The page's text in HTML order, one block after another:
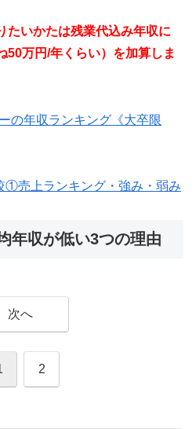
たいかたは残業代込み年収に
50万円/年くらい）を加算しま
の年収ランキング《大卒限
①売上ランキング・強み・弱み
年収が低い3つの理由
次へ
2